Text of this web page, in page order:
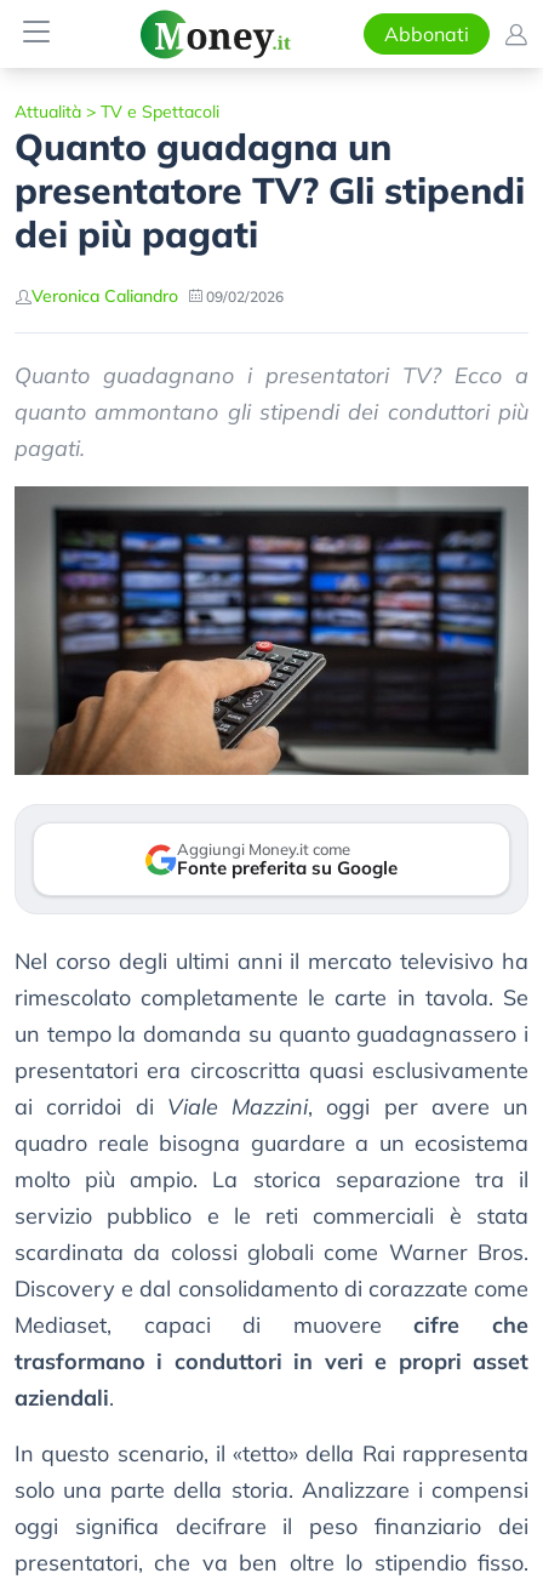
Abbonati
Attualità > TV e Spettacoli
Quanto guadagna un
presentatore TV? Gli stipendi
dei più pagati
Veronica Caliandro 09/02/2026
Quanto guadagnano i presentatori TV? Ecco a
quanto ammontano gli stipendi dei conduttori più
pagati.
Aggiungi Money.it come
Fonte preferita su Google
Nel corso degli ultimi anni il mercato televisivo ha
rimescolato completamente le carte in tavola. Se
un tempo la domanda su quanto guadagnassero i
presentatori era circoscritta quasi esclusivamente
ai corridoi di Viale Mazzini, oggi per avere un
quadro reale bisogna guardare a un ecosistema
molto più ampio. La storica separazione tra il
servizio pubblico e le reti commerciali è stata
scardinata da colossi globali come Warner Bros.
Discovery e dal consolidamento di corazzate come
Mediaset, capaci di muoverecifre che
trasformano i conduttori in veri e propri asset
aziendali.
In questo scenario, il «tetto» della Rai rappresenta
solo una parte della storia. Analizzare i compensi
oggi significa decifrare il peso finanziario dei
presentatori, che va ben oltre lo stipendio fisso.